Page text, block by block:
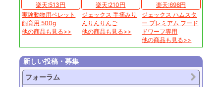
楽天:513円
実験動物用ペレット
飼育用 500g
他の商品も見る>>
楽天:210円
ジェックス 手摘みり
んりんりんご
他の商品も見る>>
楽天:698円
ジェックス ハムスタ
ー プレミアム フード
ドワーフ専用
他の商品も見る>>
新しい投稿・募集
フォーラム